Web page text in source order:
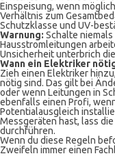
Einspeisung, wenn
Verhältnis zum
Schutzklasse und UV-
Warnung: Schalte
Hausstromleitungen
Unsicherheit unterbrich
Wann ein Elektriker
Zieh einen Elektriker
nötig sind. Das gilt bei
oder wenn Leitungen in
ebenfalls einen Profi,
Potentialausgleich
Messgeräten hast, lass
durchführen.
Wenn du diese Regeln
Zweifeln immer einen